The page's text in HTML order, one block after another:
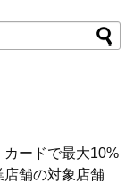
ードで最大10%
店舗の対象店舗